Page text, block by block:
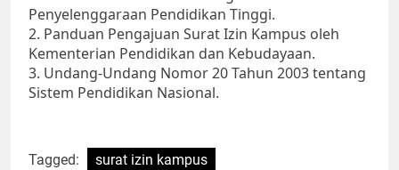
Penyelenggaraan Pendidikan Tinggi.
2. Panduan Pengajuan Surat Izin Kampus oleh
Kementerian Pendidikan dan Kebudayaan.
3. Undang-Undang Nomor 20 Tahun 2003 tentang
Sistem Pendidikan Nasional.
Tagged: surat izin kampus